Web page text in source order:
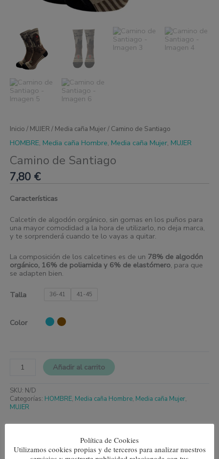
Inicio / MUJER / Media caña Mujer/ Camino de Santiago
HOMBRE, Media caña Hombre, Media caña Mujer, MUJER
Camino de Santiago
7,80 €
Características
Calcetín de algodón orgánico, sin gomas en los puños para
una mayor comodidad a la hora de utilizarlo, no deja marca,
y te sorprenderá cuando te lo vayas a quitar.
La composición de los calcetines es de un 78% de algodón
orgánico, 16% de poliamida y 6% de elastómero, para que
se adapten bien.
Talla 36-41 41-45
Color
Añadir al carrito
SKU: N/D
Categorías: HOMBRE, Media caña Hombre, Media caña Mujer,
MUJER
Información adicional
Política de Cookies
Utilizamos cookies propias y de terceros para analizar nuestros